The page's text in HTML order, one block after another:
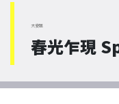
大安區
春光乍現